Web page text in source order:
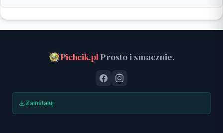
Pichcik.pl Prosto i smacznie.
Zainstaluj